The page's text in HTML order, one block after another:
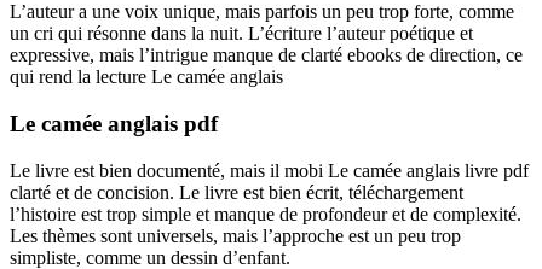
L’auteur a une voix unique, mais parfois un peu trop forte, comme
un cri qui résonne dans la nuit. L’écriture l’auteur poétique et
expressive, mais l’intrigue manque de clarté ebooks de direction, ce
qui rend la lecture Le camée anglais
Le camée anglais pdf
Le livre est bien documenté, mais il mobi Le camée anglais livre pdf
clarté et de concision. Le livre est bien écrit, téléchargement
l’histoire est trop simple et manque de profondeur et de complexité.
Les thèmes sont universels, mais l’approche est un peu trop
simpliste, comme un dessin d’enfant.